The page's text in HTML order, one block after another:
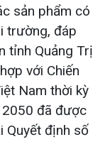
sản phẩm có
trường, đáp
tỉnh Quảng Trị
với Chiến
Nam thời kỳ
đã được
Quyết định số